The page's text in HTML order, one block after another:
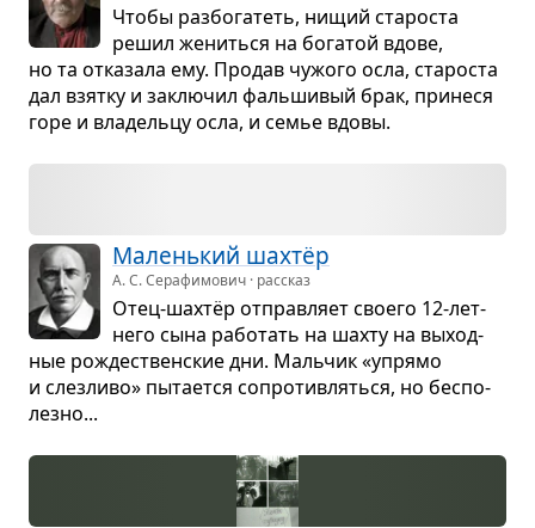
Чтобы раз­бо­га­теть, нищий ста­ро­ста
решил жениться на бога­той вдове,
но та отка­зала ему. Про­дав чужого осла, ста­ро­ста
дал взятку и заклю­чил фаль­ши­вый брак, при­неся
горе и вла­дельцу осла, и семье вдовы.
Малень­кий шах­тёр
А. С. Серафимович · рассказ
Отец-шах­тёр отправ­ляет сво­его 12-лет­
него сына рабо­тать на шахту на выход­
ные рожде­ствен­ские дни. Маль­чик «упрямо
и слез­ливо» пыта­ется сопро­тив­ляться, но бес­по­
лезно...